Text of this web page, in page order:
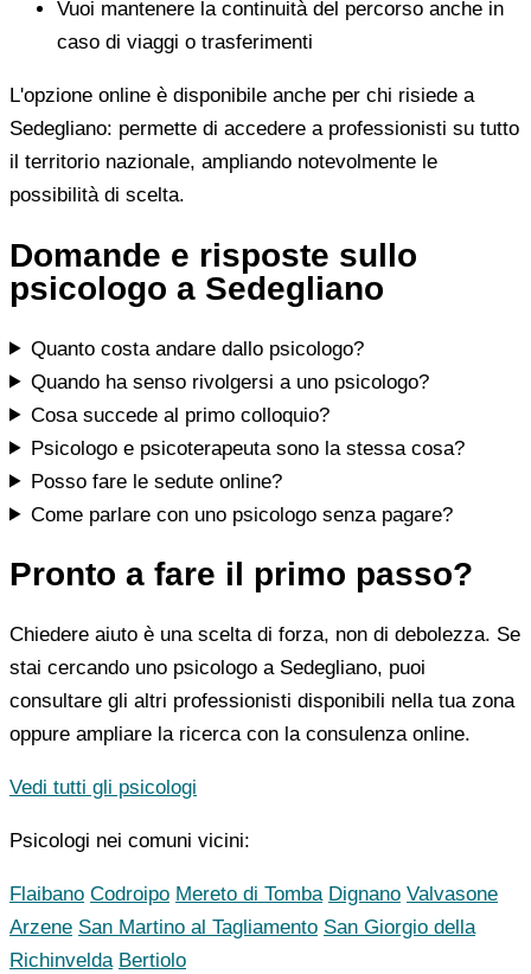
Vuoi mantenere la continuità del percorso anche in
caso di viaggi o trasferimenti
L'opzione online è disponibile anche per chi risiede a
Sedegliano: permette di accedere a professionisti su tutto
il territorio nazionale, ampliando notevolmente le
possibilità di scelta.
Domande e risposte sullo
psicologo a Sedegliano
Quanto costa andare dallo psicologo?
Quando ha senso rivolgersi a uno psicologo?
Cosa succede al primo colloquio?
Psicologo e psicoterapeuta sono la stessa cosa?
Posso fare le sedute online?
Come parlare con uno psicologo senza pagare?
Pronto a fare il primo passo?
Chiedere aiuto è una scelta di forza, non di debolezza. Se
stai cercando uno psicologo a Sedegliano, puoi
consultare gli altri professionisti disponibili nella tua zona
oppure ampliare la ricerca con la consulenza online.
Vedi tutti gli psicologi
Psicologi nei comuni vicini:
Flaibano Codroipo Mereto di Tomba Dignano Valvasone
Arzene San Martino al Tagliamento San Giorgio della
Richinvelda Bertiolo